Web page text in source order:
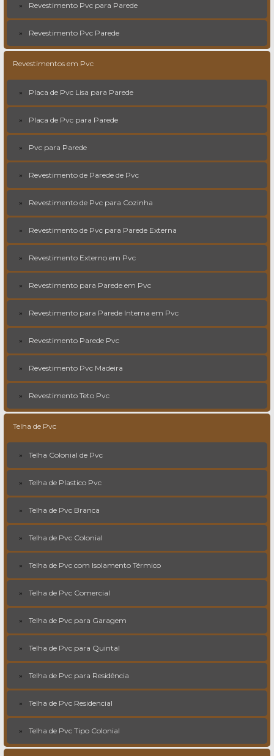
Revestimento Pvc para Parede
Revestimento Pvc Parede
Revestimentos em Pvc
Placa de Pvc Lisa para Parede
Placa de Pvc para Parede
Pvc para Parede
Revestimento de Parede de Pvc
Revestimento de Pvc para Cozinha
Revestimento de Pvc para Parede Externa
Revestimento Externo em Pvc
Revestimento para Parede em Pvc
Revestimento para Parede Interna em Pvc
Revestimento Parede Pvc
Revestimento Pvc Madeira
Revestimento Teto Pvc
Telha de Pvc
Telha Colonial de Pvc
Telha de Plastico Pvc
Telha de Pvc Branca
Telha de Pvc Colonial
Telha de Pvc com Isolamento Térmico
Telha de Pvc Comercial
Telha de Pvc para Garagem
Telha de Pvc para Quintal
Telha de Pvc para Residência
Telha de Pvc Residencial
Telha de Pvc Tipo Colonial